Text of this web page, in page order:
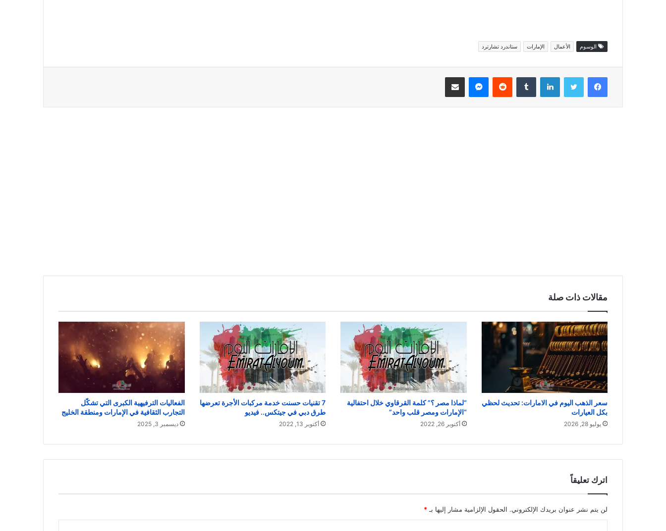
الوسوم الأعمال الإمارات ستاندرد تشارترد
فيسبوك تويتر لينكدإن ماسنجر مشاركة عبر البريد
مقالات ذات صلة
سعر الذهب اليوم في الامارات: تحديث لحظي
بكل العيارات
يوليو 28, 2026
“لماذا مصر ؟” كلمة القرقاوي خلال احتفالية
“الإمارات ومصر قلب واحد”
أكتوبر 26, 2022
7 تقنيات حسنت خدمة مركبات الأجرة تعرضها
طرق دبي في جيتكس.. فيديو
أكتوبر 13, 2022
الفعاليات الترفيهية الكبرى التي تشكّل
التجارب الثقافية في الإمارات ومنطقة الخليج
ديسمبر 3, 2025
اترك تعليقاً
لن يتم نشر عنوان بريدك الإلكتروني. الحقول الإلزامية مشار إليها بـ *